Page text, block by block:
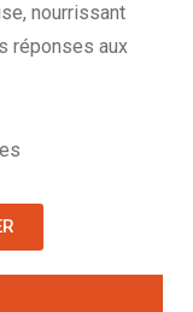
nourrissant
réponses aux